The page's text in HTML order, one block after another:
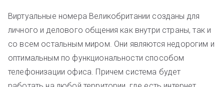
Виртуальные номера Великобритании созданы для
личного и делового общения как внутри страны, так и
со всем остальным миром. Они являются недорогим и
оптимальным по функциональности способом
телефонизации офиса. Причем система будет